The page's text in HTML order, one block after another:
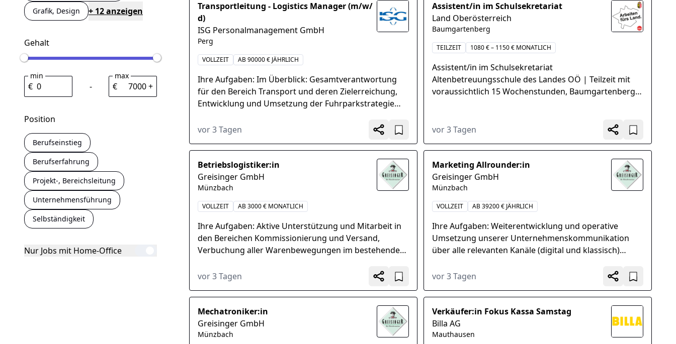
Grafik, Design
+ 12 anzeigen
Gehalt
€
min
- € +
max
Position
Berufseinstieg
Berufserfahrung
Projekt-, Bereichsleitung
Unternehmensführung
Selbständigkeit
Nur Jobs mit Home-Office
Transportleitung - Logistics Manager (m/w/
d)
ISG Personalmanagement GmbH
Perg
VOLLZEIT AB 90000 € JÄHRLICH
Ihre Aufgaben: Im Überblick: Gesamtverantwortung
für den Bereich Transport und deren Zielerreichung,
Entwicklung und Umsetzung der Fuhrparkstrategie
Einsatzplanung...
vor 3 Tagen
Assistent/in im Schulsekretariat
Land Oberösterreich
Baumgartenberg
TEILZEIT 1080 € – 1150 € MONATLICH
Assistent/in im Schulsekretariat
Altenbetreuungsschule des Landes OÖ | Teilzeit mit
voraussichtlich 15 Wochenstunden, Baumgartenberg,
vor 3 Tagen
Betriebslogistiker:in
Greisinger GmbH
Münzbach
VOLLZEIT AB 3000 € MONATLICH
Ihre Aufgaben: Aktive Unterstützung und Mitarbeit in
den Bereichen Kommissionierung und Versand,
Verbuchung aller Warenbewegungen im bestehenden
systemische...
vor 3 Tagen
Marketing Allrounder:in
Greisinger GmbH
Münzbach
VOLLZEIT AB 39200 € JÄHRLICH
Ihre Aufgaben: Weiterentwicklung und operative
Umsetzung unserer Unternehmenskommunikation
über alle relevanten Kanäle (digital und klassisch)
auf allen...
vor 3 Tagen
Mechatroniker:in
Greisinger GmbH
Münzbach
Verkäufer:in Fokus Kassa Samstag
Billa AG
Mauthausen